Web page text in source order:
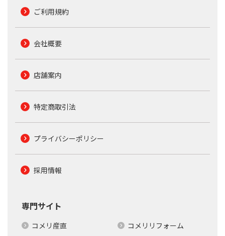
ご利用規約
会社概要
店舗案内
特定商取引法
プライバシーポリシー
採用情報
専門サイト
コメリ産直 コメリリフォーム